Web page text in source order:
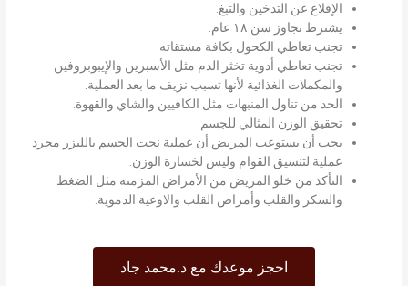
الإقلاع عن التدخين والتبغ.
يشترط تجاوز سن ١٨ عام.
تجنب تعاطي الكحول بكافة مشتقاته.
تجنب تعاطي أدوية تخثر الدم مثل الأسبرين والإيبوبروفين
والمكملات الغذائية لأنها تسبب نزيف ما بعد العملية.
الحد من تناول المنبهات مثل الكافيين والشاي والقهوة.
تحقيق الوزن المثالي للجسم.
يجب أن يستوعب المريض أن عملية نحت الجسم بالليزر مجرد
عملية لتنسيق القوام وليس لخسارة الوزن.
التأكد من خلو المريض من الأمراض المزمنة مثل الضغط
والسكر والقلب وأمراض القلب والاوعية الدموية.
احجز موعدك مع د.محمد جاد